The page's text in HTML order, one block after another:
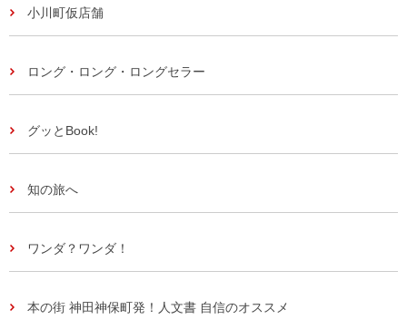
小川町仮店舗
ロング・ロング・ロングセラー
グッとBook!
知の旅へ
ワンダ？ワンダ！
本の街 神田神保町発！人文書 自信のオススメ